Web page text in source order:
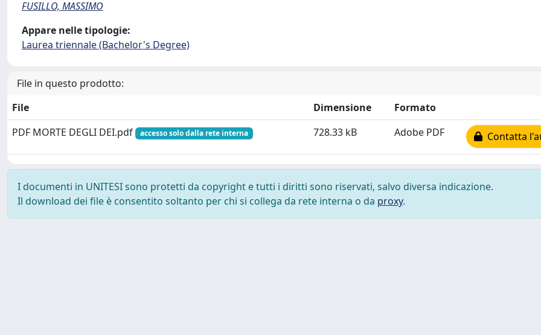
FUSILLO, MASSIMO
Appare nelle tipologie:
Laurea triennale (Bachelor's Degree)
File in questo prodotto:
File
Dimensione
Formato
PDF MORTE DEGLI DEI.pdf
accesso solo dalla rete interna 728.33 kB Adobe PDF Contatta
I documenti in UNITESI sono protetti da copyright e tutti i diritti sono riservati, salvo diversa indicazione.
Il download dei file è consentito soltanto per chi si collega da rete interna o da proxy.